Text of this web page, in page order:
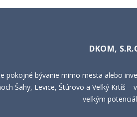
DKOM,
pokojné bývanie mimo mesta alebo
Šahy, Levice, Štúrovo a Veľký Krtíš
veľkým